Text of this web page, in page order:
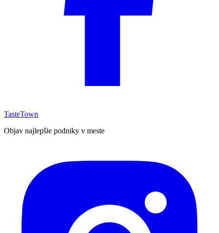
TasteTown
Objav najlepšie podniky v meste